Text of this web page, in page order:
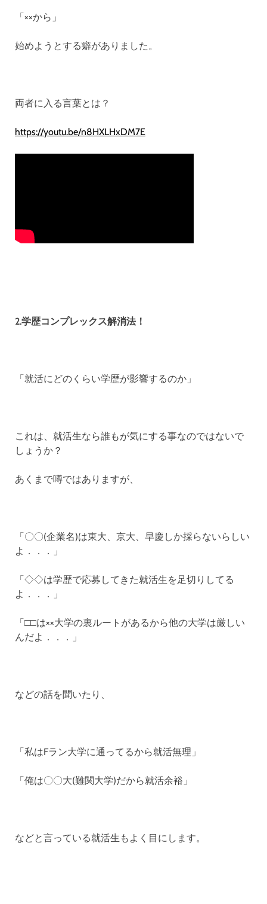
「××から」
始めようとする癖がありました。
両者に入る言葉とは？
https://youtu.be/n8HXLHxDM7E
2.学歴コンプレックス解消法！
「就活にどのくらい学歴が影響するのか」
これは、就活生なら誰もが気にする事なのではないで
しょうか？
あくまで噂ではありますが、
「〇〇(企業名)は東大、京大、早慶しか採らないらしい
よ．．．」
「◇◇は学歴で応募してきた就活生を足切りしてる
よ．．．」
「□□は××大学の裏ルートがあるから他の大学は厳しい
んだよ．．．」
などの話を聞いたり、
「私はFラン大学に通ってるから就活無理」
「俺は〇〇大(難関大学)だから就活余裕」
などと言っている就活生もよく目にします。